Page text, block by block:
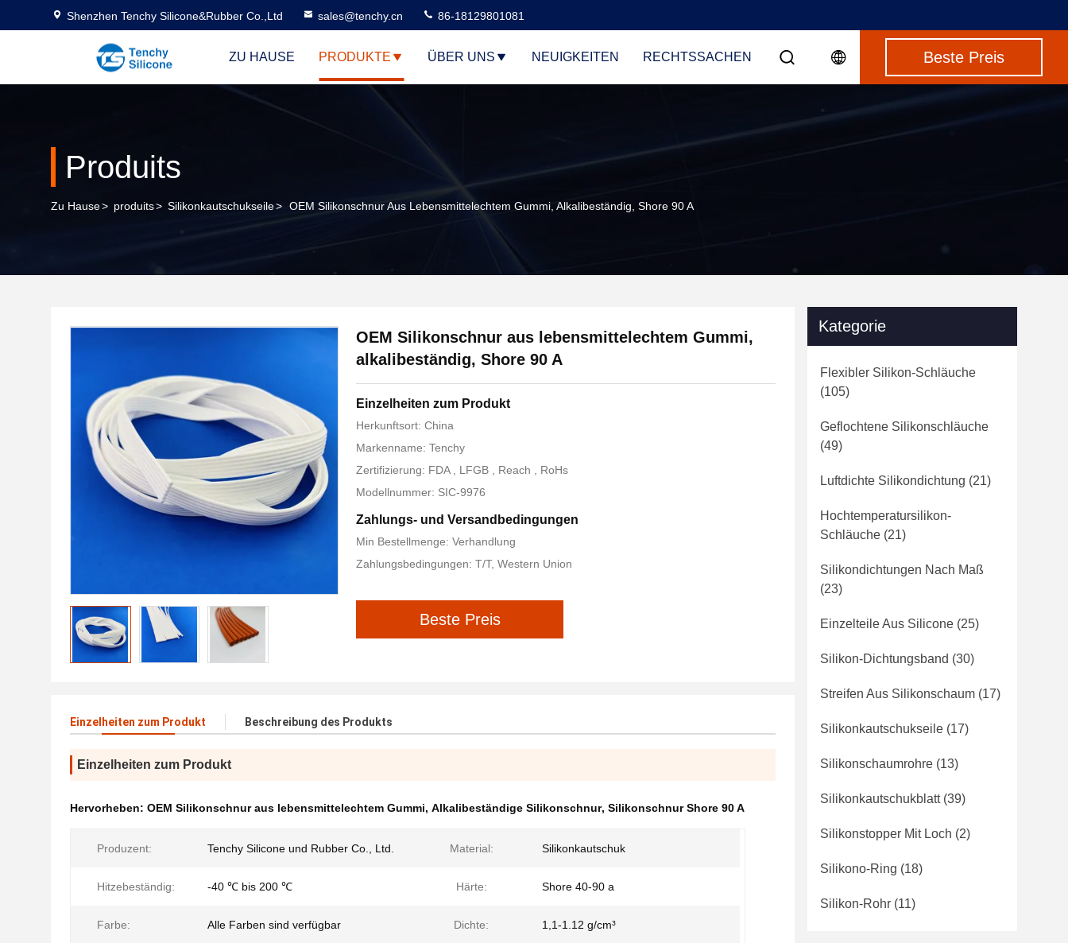
Shenzhen Tenchy Silicone&Rubber Co.,Ltd sales@tenchy.cn 86-18129801081
ZU HAUSE PRODUKTE ÜBER UNS NEUIGKEITEN RECHTSSACHEN Beste Preis
Produits
Zu Hause> produits> Silikonkautschukseile> OEM Silikonschnur Aus Lebensmittelechtem Gummi, Alkalibeständig, Shore 90 A
OEM Silikonschnur aus lebensmittelechtem Gummi,
alkalibeständig, Shore 90 A
Einzelheiten zum Produkt
Herkunftsort: China
Markenname: Tenchy
Zertifizierung: FDA , LFGB , Reach , RoHs
Modellnummer: SIC-9976
Zahlungs- und Versandbedingungen
Min Bestellmenge: Verhandlung
Zahlungsbedingungen: T/T, Western Union
Beste Preis
Einzelheiten zum Produkt Beschreibung des Produkts
Einzelheiten zum Produkt
Hervorheben: OEM Silikonschnur aus lebensmittelechtem Gummi, Alkalibeständige Silikonschnur, Silikonschnur Shore 90 A
Produzent: Tenchy Silicone und Rubber Co., Ltd. Material: Silikonkautschuk
Hitzebeständig: -40 ℃ bis 200 ℃ Härte: Shore 40-90 a
Farbe: Alle Farben sind verfügbar Dichte: 1,1-1.12 g/cm³
Kategorie
Flexibler Silikon-Schläuche
(105)
Geflochtene Silikonschläuche
(49)
Luftdichte Silikondichtung (21)
Hochtemperatursilikon-
Schläuche (21)
Silikondichtungen Nach Maß
(23)
Einzelteile Aus Silicone (25)
Silikon-Dichtungsband (30)
Streifen Aus Silikonschaum (17)
Silikonkautschukseile (17)
Silikonschaumrohre (13)
Silikonkautschukblatt(39)
Silikonstopper Mit Loch (2)
Silikono-Ring (18)
Silikon-Rohr (11)